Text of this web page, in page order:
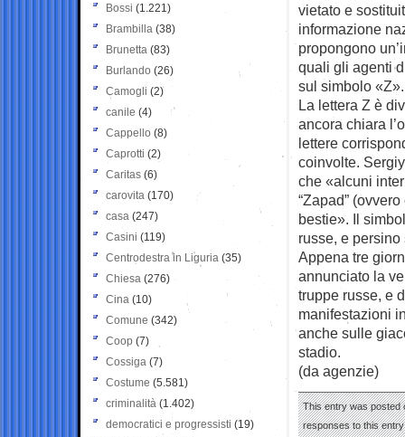
vietato e
informazione
propongono
quali gli agenti
sul simbolo «Z».
La lettera Z è
ancora chiara
lettere
coinvolte.
che «alcuni
“Zapad”
bestie». Il
russe, e
Appena tre
annunciato la
truppe russe, e
manifestazioni
anche sulle
stadio.
(da agenzie)
This entry was posted
responses to this
Bossi (1.221)
Brambilla (38)
Brunetta (83)
Burlando (26)
Camogli (2)
canile (4)
Cappello (8)
Caprotti (2)
Caritas (6)
carovita (170)
casa (247)
Casini (119)
Centrodestra in Liguria (35)
Chiesa (276)
Cina (10)
Comune (342)
Coop (7)
Cossiga (7)
Costume (5.581)
criminalità (1.402)
democratici e progressisti (19)